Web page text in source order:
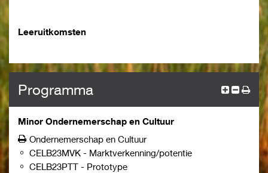
Leeruitkomsten
Programma
Minor Ondernemerschap en Cultuur
Ondernemerschap en Cultuur
CELB23MVK- Marktverkenning/potentie
CELB23PTT- Prototype